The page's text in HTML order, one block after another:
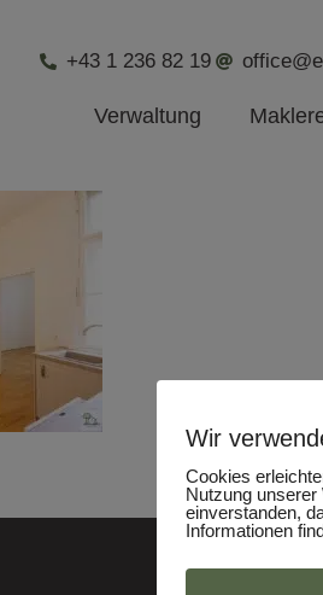
+43 1 236 82 19
Verwaltung
Wir
Cookies
Nutzung
einverstanden,
Informationen